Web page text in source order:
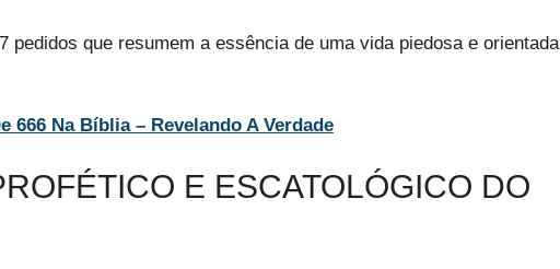
pedidos que resumem a essência de uma vida piedosa e orientada
666 Na Bíblia – Revelando A Verdade
E ESCATOLÓGICO DO